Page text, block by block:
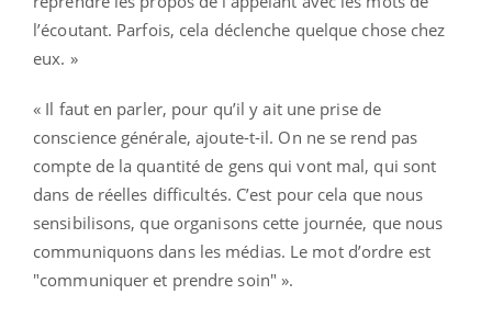
l’écoutant. Parfois, cela déclenche quelque chose chez
eux. »
« Il faut en parler, pour qu’il y ait une prise de
conscience générale, ajoute-t-il. On ne se rend pas
compte de la quantité de gens qui vont mal, qui sont
dans de réelles difficultés. C’est pour cela que nous
sensibilisons, que organisons cette journée, que nous
communiquons dans les médias. Le mot d’ordre est
"communiquer et prendre soin" ».